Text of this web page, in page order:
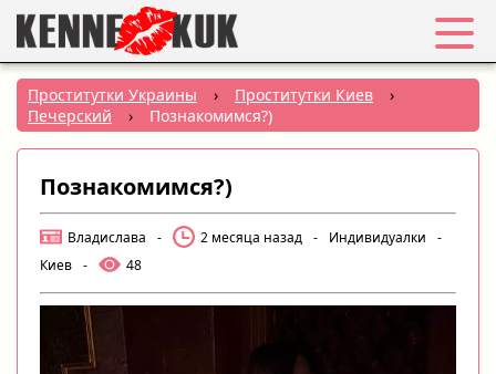
Избранное
Вход
Регистрация
Города:
РУС|
УКР
Создать объявление
Проститутки Украины › Проститутки Киев
›
Печерский
› Познакомимся?)
Познакомимся?)
Владислава - 2 месяца назад - Индивидуалки
-
Киев - 48